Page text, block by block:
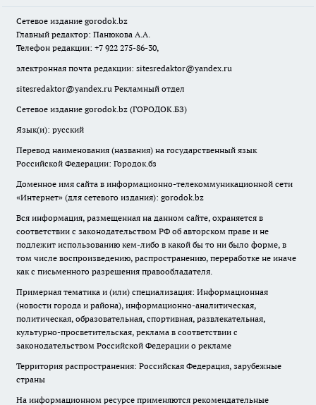
Сетевое издание gorodok.bz
Главный редактор: Панюкова А.А.
Телефон редакции: +7 922 275-86-30,
электронная почта редакции: sitesredaktor@yandex.ru
sitesredaktor@yandex.ru Рекламный отдел
Сетевое издание gorodok.bz (ГОРОДОК.БЗ)
Язык(и): русский
Перевод наименования (названия) на государственный язык
Российской Федерации: Городок.бз
Доменное имя сайта в информационно-телекоммуникационной сети
«Интернет» (для сетевого издания): gorodok.bz
Вся информация, размещенная на данном сайте, охраняется в
соответствии с законодательством РФ об авторском праве и не
подлежит использованию кем-либо в какой бы то ни было форме, в
том числе воспроизведению, распространению, переработке не иначе
как с письменного разрешения правообладателя.
Примерная тематика и (или) специализация: Информационная
(новости города и района), информационно-аналитическая,
политическая, образовательная, спортивная, развлекательная,
культурно-просветительская, реклама в соответствии с
законодательством Российской Федерации о рекламе
Территория распространения: Российская Федерация, зарубежные
страны
На информационном ресурсе применяются рекомендательные